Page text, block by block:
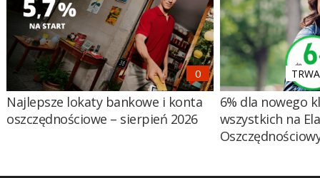
Najlepsze lokaty bankowe i konta
oszczędnościowe – sierpień 2026
6% dla nowego
wszystkich na